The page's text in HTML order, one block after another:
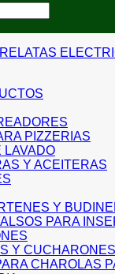
PIZZERIAS
LAVADO
Y ACEITERAS
Y
PARA
Y
CHAROLAS